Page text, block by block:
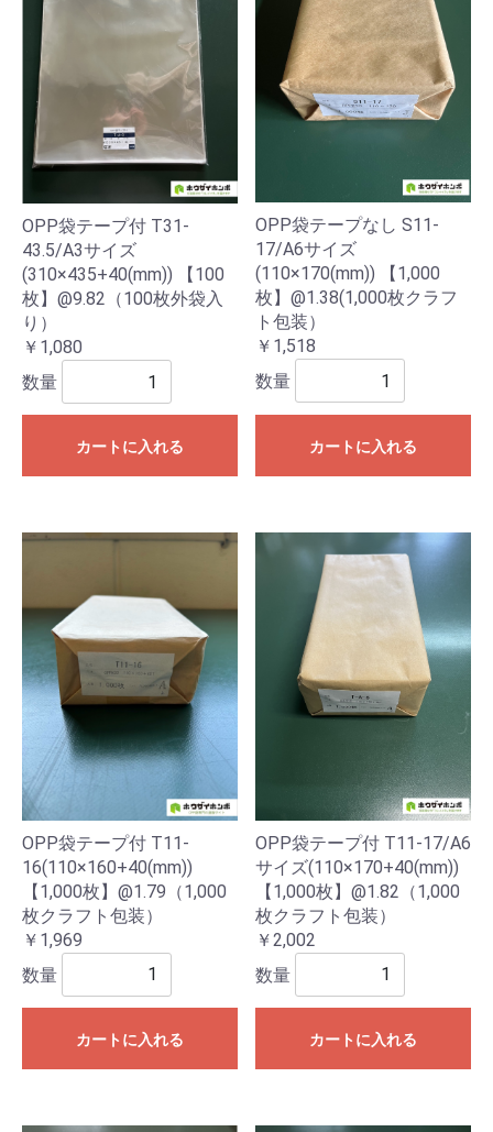
OPP袋テープ付 T31-
43.5/A3サイズ
(310×435+40(mm)) 【100
枚】@9.82（100枚外袋入
り）
￥1,080
数量
カートに入れる
OPP袋テープなし S11-
17/A6サイズ
(110×170(mm)) 【1,000
枚】@1.38(1,000枚クラフ
ト包装）
￥1,518
数量
カートに入れる
OPP袋テープ付 T11-
16(110×160+40(mm))
【1,000枚】@1.79（1,000
枚クラフト包装）
￥1,969
数量
カートに入れる
OPP袋テープ付 T11-17/A6
サイズ(110×170+40(mm))
【1,000枚】@1.82（1,000
枚クラフト包装）
￥2,002
数量
カートに入れる